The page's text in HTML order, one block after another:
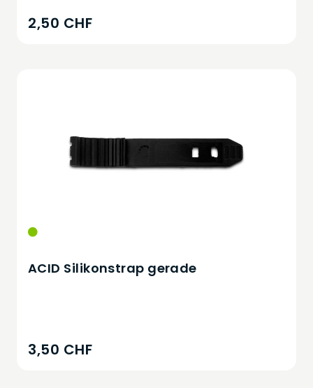
2,50 CHF
ACID Silikonstrap gerade
3,50 CHF